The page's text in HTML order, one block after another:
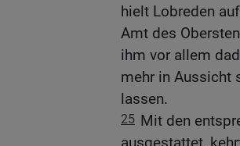
hielt Lobreden
Amt des
ihm vor allem
mehr in Aussicht
lassen.
25 Mit den
ausgestattet,